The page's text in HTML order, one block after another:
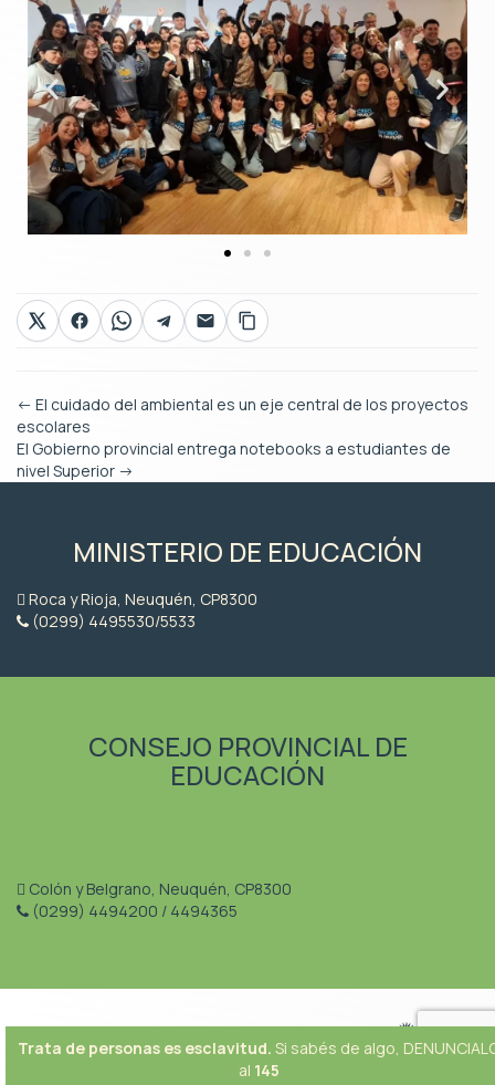
← El cuidado del ambiental es un eje central de los proyectos
escolares
El Gobierno provincial entrega notebooks a estudiantes de
nivel Superior →
MINISTERIO DE EDUCACIÓN
Roca y Rioja, Neuquén, CP8300
(0299) 4495530/5533
CONSEJO PROVINCIAL DE
EDUCACIÓN
Colón y Belgrano, Neuquén, CP8300
(0299) 4494200 / 4494365
Trata de personas es esclavitud. Si sabés de algo,
al 145